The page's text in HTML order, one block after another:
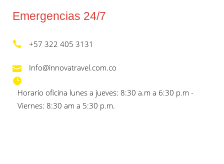
Emergencias 24/7
+57 322 405 3131
Info@innovatravel.com.co
Horario oficina lunes a jueves: 8:30 a.m a 6:30 p.m -
Viernes: 8:30 am a 5:30 p.m.